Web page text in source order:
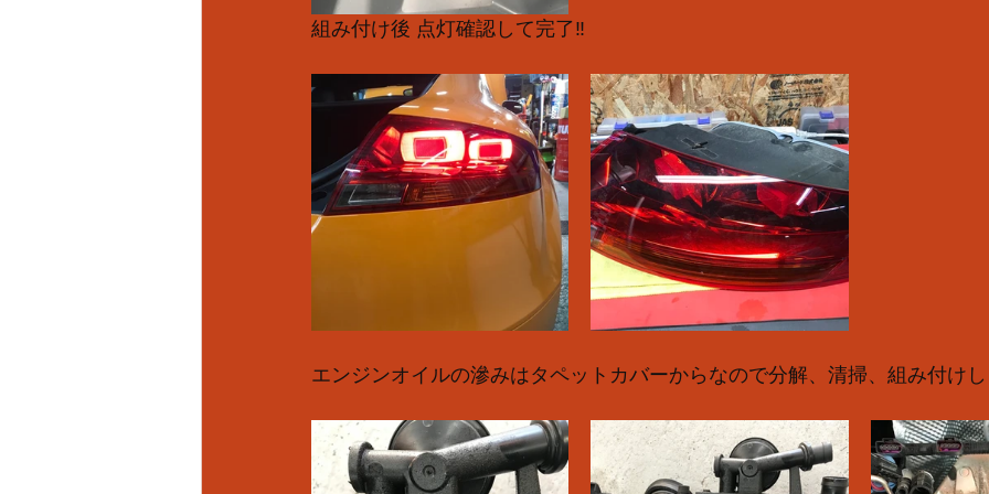
組み付け後 点灯確認して完了‼️
エンジンオイルの滲みはタペットカバーからなので分解、清掃、組み付け